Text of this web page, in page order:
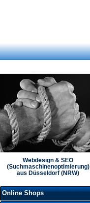
Webdesign & SEO
(Suchmaschinenoptimierung)
aus Düsseldorf (NRW)
Online Shops